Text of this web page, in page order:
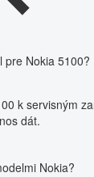
pre Nokia 5100?
k servisným
dát.
Nokia?